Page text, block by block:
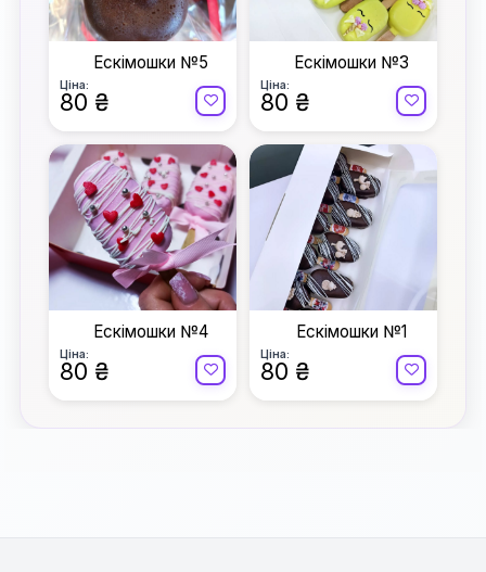
Ескімошки №5
Ціна:
80 ₴
Ескімошки №3
Ціна:
80 ₴
Ескімошки №4
Ціна:
80 ₴
Ескімошки №1
Ціна:
80 ₴